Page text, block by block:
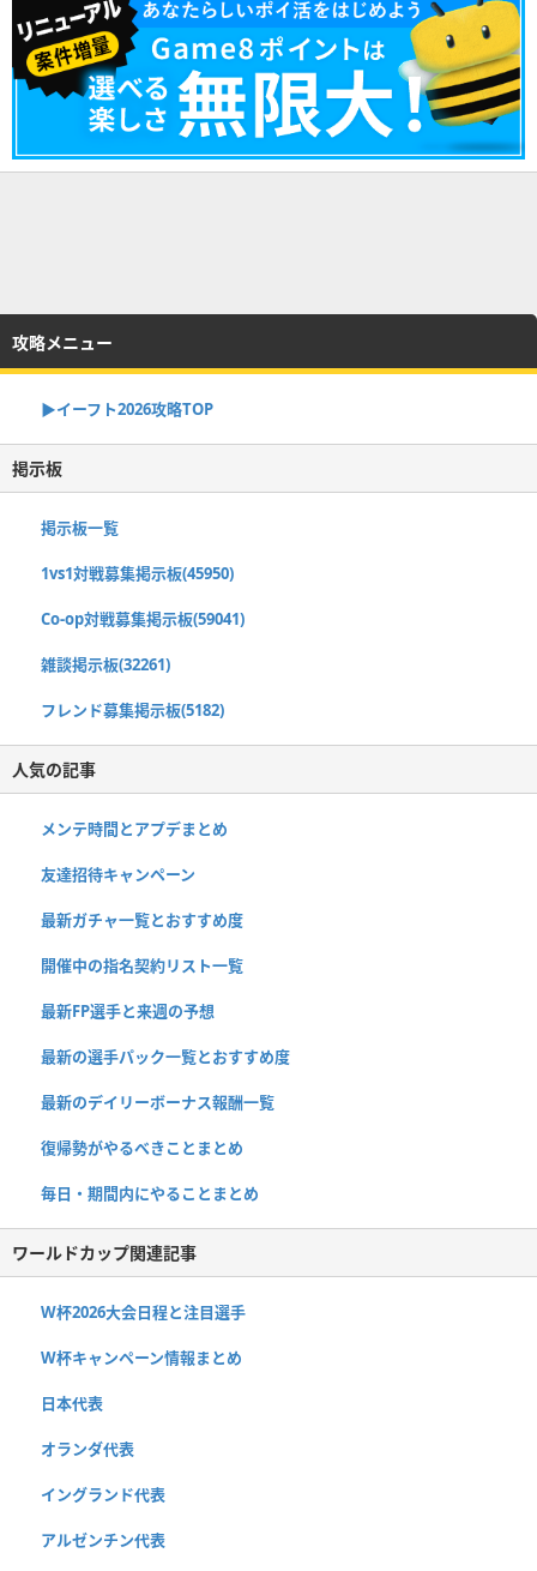
攻略メニュー
▶イーフト2026攻略TOP
掲示板
掲示板一覧
1vs1対戦募集掲示板(45950)
Co-op対戦募集掲示板(59041)
雑談掲示板(32261)
フレンド募集掲示板(5182)
人気の記事
メンテ時間とアプデまとめ
友達招待キャンペーン
最新ガチャ一覧とおすすめ度
開催中の指名契約リスト一覧
最新FP選手と来週の予想
最新の選手パック一覧とおすすめ度
最新のデイリーボーナス報酬一覧
復帰勢がやるべきことまとめ
毎日・期間内にやることまとめ
ワールドカップ関連記事
W杯2026大会日程と注目選手
W杯キャンペーン情報まとめ
日本代表
オランダ代表
イングランド代表
アルゼンチン代表